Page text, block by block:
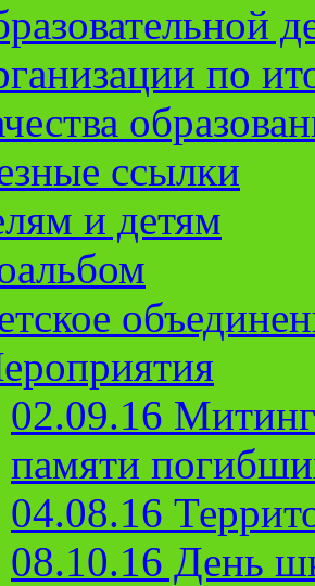
по
ссылки
и детям
02.09.16
памяти
04.08.16
08.10.16 День